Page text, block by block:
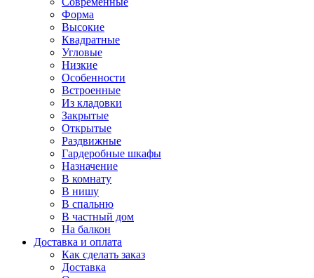
Форма
Высокие
Квадратные
Угловые
Низкие
Особенности
Встроенные
Из кладовки
Закрытые
Открытые
Раздвижные
Гардеробные шкафы
Назначение
В комнату
В нишу
В спальню
В частный дом
На балкон
Доставка и оплата
Как сделать заказ
Доставка